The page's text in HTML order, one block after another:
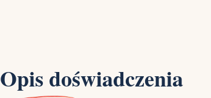
Opis doświadczenia